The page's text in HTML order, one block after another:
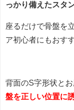
っかり備えたスタ
座るだけで骨盤を
ア初心者にもおす
背面のS字形状と
盤を正しい位置に